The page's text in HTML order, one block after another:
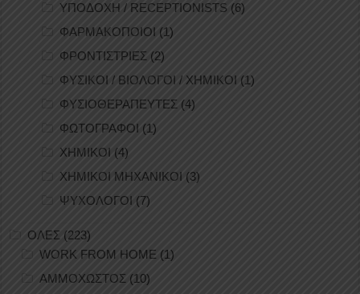
ΥΠΟΔΟΧΗ / RECEPTIONISTS (6)
ΦΑΡΜΑΚΟΠΟΙΟΙ (1)
ΦΡΟΝΤΙΣΤΡΙΕΣ (2)
ΦΥΣΙΚΟΙ / ΒΙΟΛΟΓΟΙ / ΧΗΜΙΚΟΙ (1)
ΦΥΣΙΟΘΕΡΑΠΕΥΤΕΣ (4)
ΦΩΤΟΓΡΑΦΟΙ (1)
ΧΗΜΙΚΟΙ (4)
ΧΗΜΙΚΟΙ ΜΗΧΑΝΙΚΟΙ (3)
ΨΥΧΟΛΟΓΟΙ (7)
ΟΛΕΣ (223)
WORK FROM HOME (1)
ΑΜΜΟΧΩΣΤΟΣ (10)